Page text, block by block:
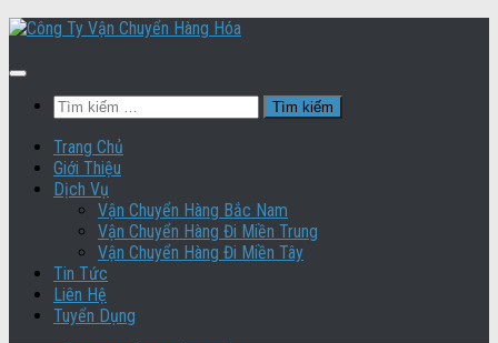
Skip
content
Tìm
kiếm
cho:
Trang Chủ
Giới Thiệu
Dịch Vụ
Vận Chuyển Hàng Bắc Nam
Vận Chuyển Hàng Đi Miền Trung
Vận Chuyển Hàng Đi Miền Tây
Tin Tức
Liên Hệ
Tuyển Dụng